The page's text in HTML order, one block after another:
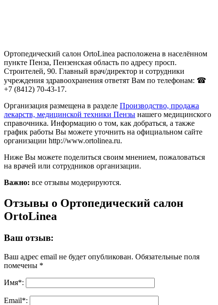
Ортопедический салон OrtoLinea расположена в населённом
пункте Пенза, Пензенская область по адресу просп.
Строителей, 90. Главный врач/директор и сотрудники
учреждения здравоохранения ответят Вам по телефонам: ☎
+7 (8412) 70-43-17.
Организация размещена в разделе Производство, продажа
лекарств, медицинской техники Пензы нашего медицинского
справочника. Информацию о том, как добраться, а также
график работы Вы можете уточнить на официальном сайте
организации http://www.ortolinea.ru.
Ниже Вы можете поделиться своим мнением, пожаловаться
на врачей или сотрудников организации.
Важно: все отзывы модерируются.
Отзывы о Ортопедический салон
OrtoLinea
Ваш отзыв:
Ваш адрес email не будет опубликован. Обязательные поля
помечены *
Имя*:
Email*: